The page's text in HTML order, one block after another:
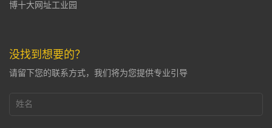
博十大网址工业园
没找到想要的？
请留下您的联系方式，我们将为您提供专业引导